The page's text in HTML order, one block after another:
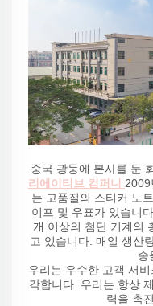
중국 광둥에 본사를 둔
리에이티브 컴퍼니 2009
는 고품질의 스티커 노
이프 및 우표가 있습니
개 이상의 첨단 기계의
고 있습니다. 매일 생산
송
우리는 우수한 고객 서
각합니다. 우리는 항상
력을 촉